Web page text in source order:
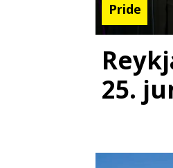
Pride
25.